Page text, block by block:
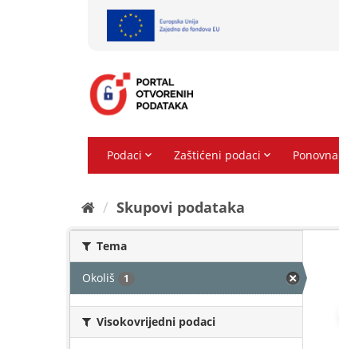
Skupovi podаtаkа
Tema
Okoliš 1
Visokovrijedni podaci